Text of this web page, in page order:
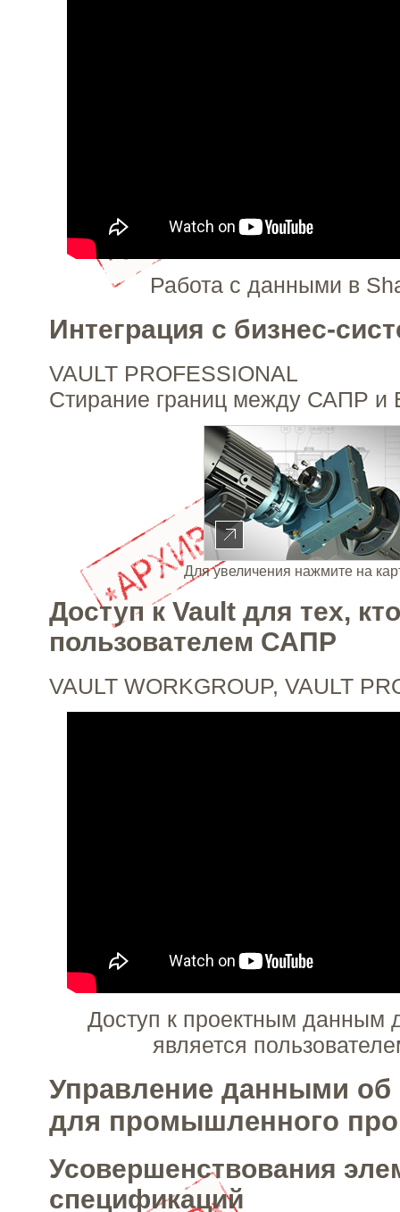
Работа с данными в
Интеграция с бизнес-
VAULT PROFESSIONAL
Стирание границ между САПР и
Для увеличения нажмите на
Доступ к Vault для тех,
пользователем САПР
VAULT WORKGROUP, VAULT
Доступ к проектным данным
является
Управление данными об
для промышленного
Усовершенствования
спецификаций